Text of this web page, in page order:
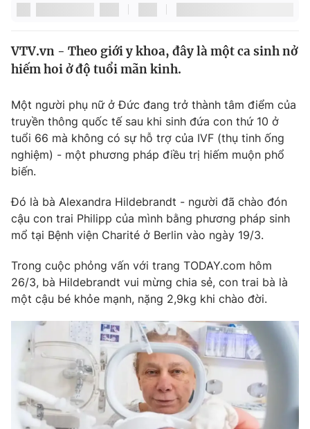
Y tế
Thế giới
Thế giới đó đây
Câu chuyện quốc tế
Kinh tế
Tài chính
Thị trường
Góc doanh nghiệp
Dữ liệu và đời sống
Truyền hình
Phim VTV
Hậu trường
Nhân vật
Khán giả
Giải trí
Điện ảnh
Âm nhạc
Sao
Đời sống
Du lịch
Chất lượng cuộc sống
Giáo dục
Tuyển sinh
Học trực tuyến
Công nghệ
Hitech Công nghệ tương lai
Sản phẩm
Thị trường
Giao lưu trực tuyến
Lịch phát sóng
VTV.vn - Theo giới y khoa, đây là một ca sinh nở
hiếm hoi ở độ tuổi mãn kinh.
Một người phụ nữ ở Đức đang trở thành tâm điểm của
truyền thông quốc tế sau khi sinh đứa con thứ 10 ở
tuổi 66 mà không có sự hỗ trợ của IVF (thụ tinh ống
nghiệm) - một phương pháp điều trị hiếm muộn phổ
biến.
Đó là bà Alexandra Hildebrandt - người đã chào đón
cậu con trai Philipp của mình bằng phương pháp sinh
mổ tại Bệnh viện Charité ở Berlin vào ngày 19/3.
Trong cuộc phỏng vấn với trang TODAY.com hôm
26/3, bà Hildebrandt vui mừng chia sẻ, con trai bà là
một cậu bé khỏe mạnh, nặng 2,9kg khi chào đời.